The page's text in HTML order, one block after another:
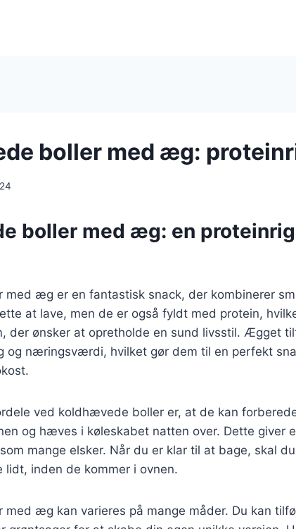
boller med æg:
boller med æg: en
med æg er en fantastisk snack, der kombinerer
at lave, men de er også fyldt med protein,
der ønsker at opretholde en sund livsstil. Ægget
og næringsværdi, hvilket gør dem til en perfekt
ved koldhævede boller er, at de kan
og hæves i køleskabet natten over. Dette giver
mange elsker. Når du er klar til at bage, skal
inden de kommer i ovnen.
æg kan varieres på mange måder. Du kan